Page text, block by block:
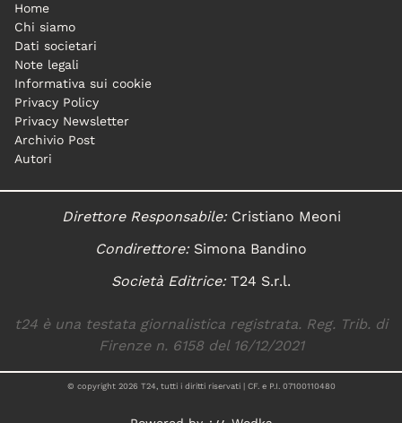
Home
Chi siamo
Dati societari
Note legali
Informativa sui cookie
Privacy Policy
Privacy Newsletter
Archivio Post
Autori
Direttore Responsabile:Cristiano Meoni
Condirettore:Simona Bandino
Società Editrice:T24 S.r.l.
t24 è una testata giornalistica registrata. Reg. Trib. di
Firenze n. 6158 del 16/12/2021
© copyright 2026 T24, tutti i diritti riservati | CF. e P.I. 07100110480